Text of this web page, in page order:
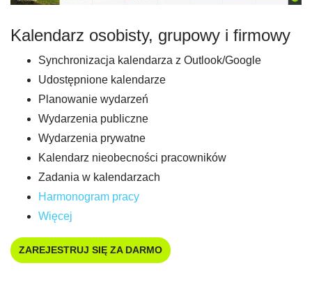
Kalendarz osobisty, grupowy i firmowy
Synchronizacja kalendarza z Outlook/Google
Udostępnione kalendarze
Planowanie wydarzeń
Wydarzenia publiczne
Wydarzenia prywatne
Kalendarz nieobecności pracowników
Zadania w kalendarzach
Harmonogram pracy
Więcej
ZAREJESTRUJ SIĘ ZA DARMO